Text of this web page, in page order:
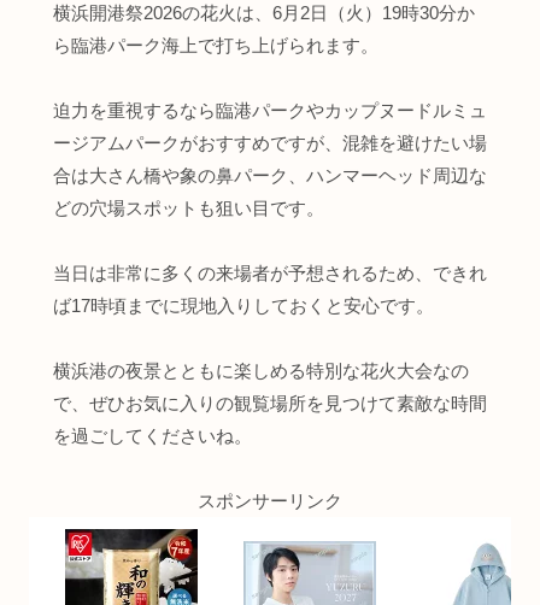
横浜開港祭2026の花火は、6月2日（火）19時30分か
ら臨港パーク海上で打ち上げられます。
迫力を重視するなら臨港パークやカップヌードルミュ
ージアムパークがおすすめですが、混雑を避けたい場
合は大さん橋や象の鼻パーク、ハンマーヘッド周辺な
どの穴場スポットも狙い目です。
当日は非常に多くの来場者が予想されるため、できれ
ば17時頃までに現地入りしておくと安心です。
横浜港の夜景とともに楽しめる特別な花火大会なの
で、ぜひお気に入りの観覧場所を見つけて素敵な時間
を過ごしてくださいね。
スポンサーリンク